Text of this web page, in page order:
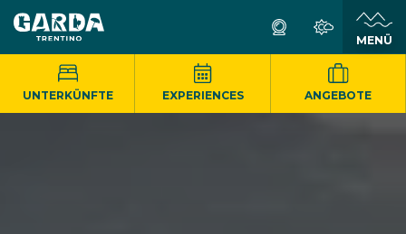
MENÜ
UNTERKÜNFTE EXPERIENCES ANGEBOTE